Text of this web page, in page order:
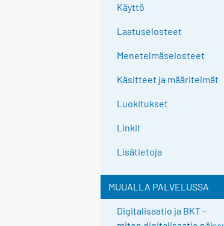
Käyttö
Laatuselosteet
Menetelmäselosteet
Käsitteet ja määritelmät
Luokitukset
Linkit
Lisätietoja
MUUALLA PALVELUSSA
Digitalisaatio ja BKT -